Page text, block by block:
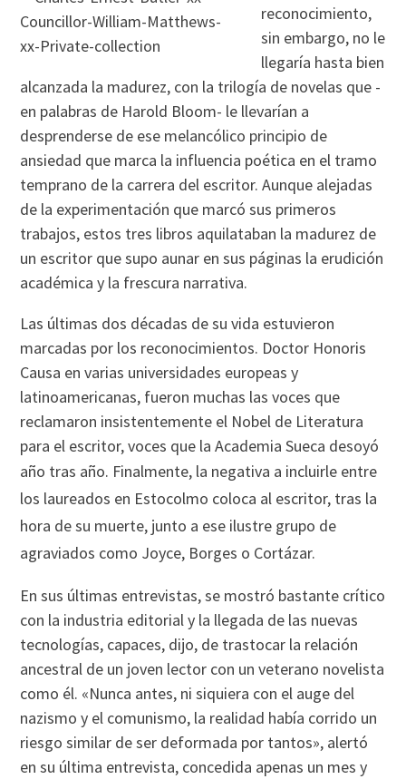
reconocimiento,
sin embargo, no le
llegaría hasta bien
alcanzada la madurez, con la trilogía de novelas que -
en palabras de Harold Bloom- le llevarían a
desprenderse de ese melancólico principio de
ansiedad que marca la influencia poética en el tramo
temprano de la carrera del escritor. Aunque alejadas
de la experimentación que marcó sus primeros
trabajos, estos tres libros aquilataban la madurez de
un escritor que supo aunar en sus páginas la erudición
académica y la frescura narrativa.
Las últimas dos décadas de su vida estuvieron
marcadas por los reconocimientos. Doctor Honoris
Causa en varias universidades europeas y
latinoamericanas, fueron muchas las voces que
reclamaron insistentemente el Nobel de Literatura
para el escritor, voces que la Academia Sueca desoyó
año tras año. Finalmente, la negativa a incluirle entre
los laureados en Estocolmo coloca al escritor, tras la
hora de su muerte, junto a ese ilustre grupo de
agraviados como Joyce, Borges o Cortázar.
En sus últimas entrevistas, se mostró bastante crítico
con la industria editorial y la llegada de las nuevas
tecnologías, capaces, dijo, de trastocar la relación
ancestral de un joven lector con un veterano novelista
como él. «Nunca antes, ni siquiera con el auge del
nazismo y el comunismo, la realidad había corrido un
riesgo similar de ser deformada por tantos», alertó
en su última entrevista, concedida apenas un mes y